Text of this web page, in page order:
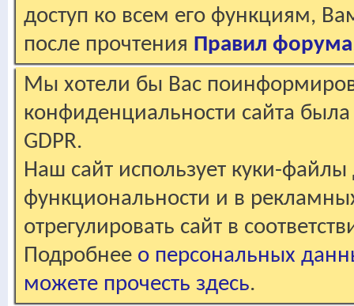
доступ ко всем его функциям,
после прочтения Правил форума
Мы хотели бы Вас
конфиденциальности сайта
GDPR.
Наш сайт использует куки-файлы
функциональности и в
отрегулировать сайт в
Подробнее о персональных
можете прочесть здесь.